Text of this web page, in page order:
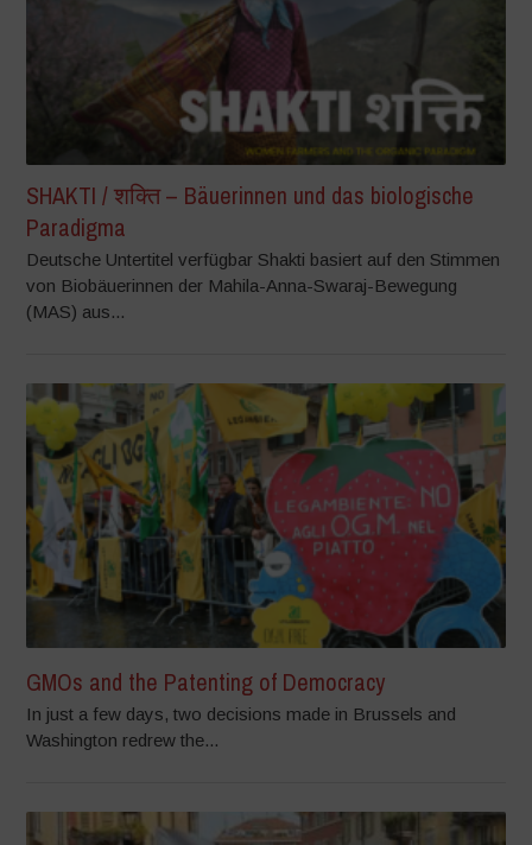
SHAKTI / शक्ति – Bäuerinnen und das biologische
Paradigma
Deutsche Untertitel verfügbar Shakti basiert auf den Stimmen
von Biobäuerinnen der Mahila-Anna-Swaraj-Bewegung
(MAS) aus...
GMOs and the Patenting of Democracy
In just a few days, two decisions made in Brussels and
Washington redrew the...